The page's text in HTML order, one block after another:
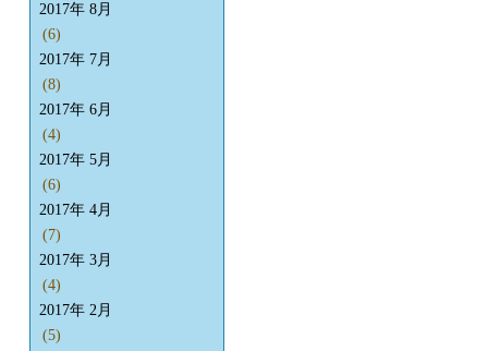
2017年 8月
(6)
2017年 7月
(8)
2017年 6月
(4)
2017年 5月
(6)
2017年 4月
(7)
2017年 3月
(4)
2017年 2月
(5)